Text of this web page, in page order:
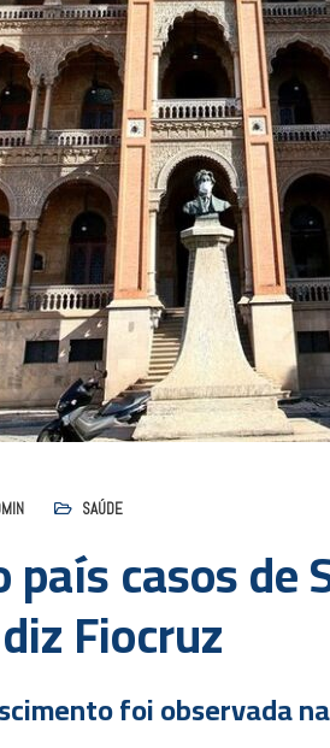
SAÚDE
país casos de
Fiocruz
foi observada